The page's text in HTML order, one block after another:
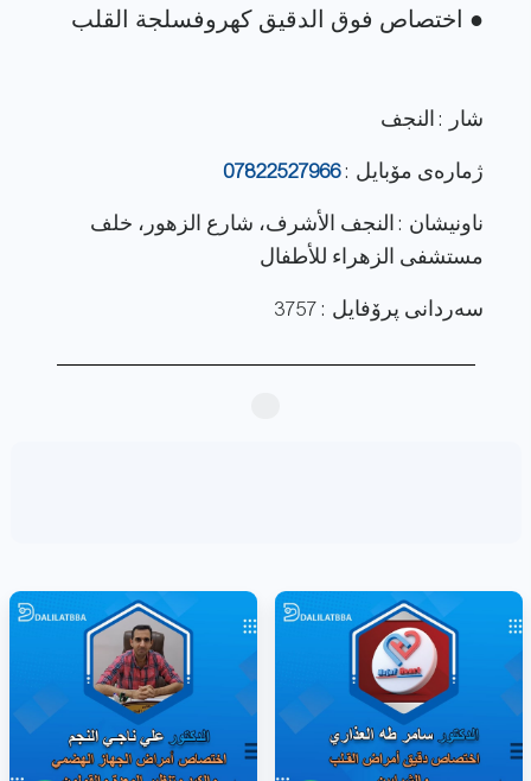
شار : النجف
ژماره‌ی مۆبایل :07822527966
ناونيشان : النجف الأشرف، شارع الزهور، خلف
مستشفى الزهراء للأطفال
سەردانی پرۆفایل : 3757